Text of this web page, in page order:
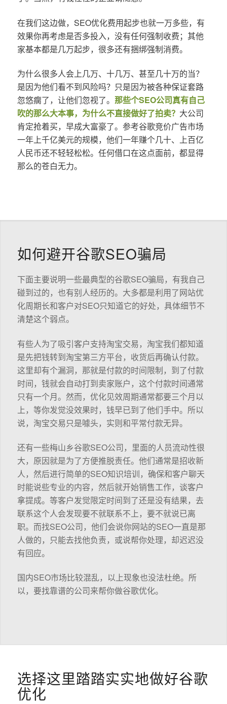
在我们这边做，SEO优化费用起步也就一万多些，有
效果你再考虑是否多投入，没有任何强制收费；其他
家基本都是几万起步，很多还有捆绑强制消费。
为什么很多人会上几万、十几万、甚至几十万的当？
是因为他们看不到风险吗？只是因为被各种保证套路
忽悠瘸了，让他们忽视了。 那些个SEO公司真有自己
吹的那么大本事，为什么不直接做好了拍卖？ 大公司
肯定抢着买，早成大富豪了。参考谷歌竞价广告市场
一年上千亿美元的规模，他们一年赚个几十、上百亿
人民币还不轻轻松松。任何借口在这点面前，都显得
那么的苍白无力。
如何避开谷歌SEO骗局
下面主要说明一些最典型的谷歌SEO骗局，有我自己
碰到过的，也有别人经历的。大多都是利用了网站优
化周期长和客户对SEO只知道它的好处，具体细节不
清楚这个弱点。
有些人为了吸引客户支持淘宝交易，淘宝我们都知道
是先把钱转到淘宝第三方平台，收货后再确认付款。
这里却有个漏洞，那就是付款的时间限制，到了付款
时间，钱就会自动打到卖家账户，这个付款时间通常
只有一个月。然而，优化见效周期通常都要三个月以
上，等你发觉没效果时，钱早已到了他们手中。所以
说，淘宝交易只是噱头，实则和平常付款无异。
还有一些梅山乡谷歌SEO公司，里面的人员流动性很
大，原因就是为了方便推脱责任。他们通常是招收新
人，然后进行简单的SEO知识培训，确保和客户聊天
时能说些专业的内容，然后就开始销售工作，谈客户
拿提成。等客户发觉限定时间到了还是没有结果，去
联系这个人会发现要不就联系不上，要不就说已离
职。而找SEO公司，他们会说你网站的SEO一直是那
人做的，只能去找他负责，或说帮你处理，却迟迟没
有回应。
国内SEO市场比较混乱，以上现象也没法杜绝。所
以，要找靠谱的公司来帮你做谷歌优化。
选择这里踏踏实实地做好谷歌
优化